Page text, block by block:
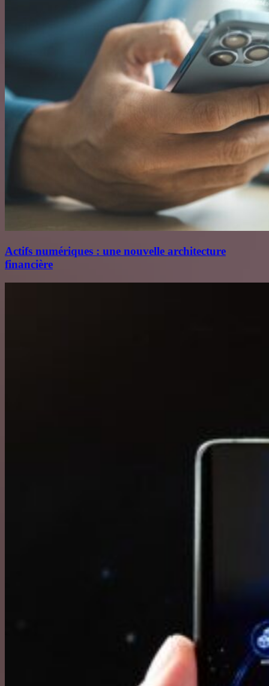
Actifs numériques : une nouvelle architecture
financière